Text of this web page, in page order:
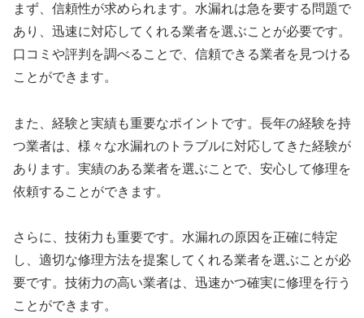
まず、信頼性が求められます。水漏れは急を要する問題で
あり、迅速に対応してくれる業者を選ぶことが必要です。
口コミや評判を調べることで、信頼できる業者を見つける
ことができます。
また、経験と実績も重要なポイントです。長年の経験を持
つ業者は、様々な水漏れのトラブルに対応してきた経験が
あります。実績のある業者を選ぶことで、安心して修理を
依頼することができます。
さらに、技術力も重要です。水漏れの原因を正確に特定
し、適切な修理方法を提案してくれる業者を選ぶことが必
要です。技術力の高い業者は、迅速かつ確実に修理を行う
ことができます。